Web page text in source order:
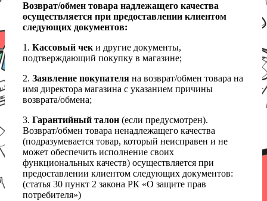
Возврат/обмен товара надлежащего качества
осуществляется при предоставлении клиентом
следующих документов:
1. Кассовый чеки другие документы,
подтверждающий покупку в магазине;
2. Заявление покупателя на возврат/обмен товара на
имя директора магазина с указанием причины
возврата/обмена;
3. Гарантийный талон (если предусмотрен).
Возврат/обмен товара ненадлежащего качества
(подразумевается товар, который неисправен и не
может обеспечить исполнение своих
функциональных качеств) осуществляется при
предоставлении клиентом следующих документов:
(статья 30 пункт 2 закона РК «О защите прав
потребителя»)